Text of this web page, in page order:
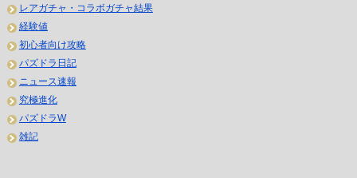
レアガチャ・コラボガチャ結果
経験値
初心者向け攻略
パズドラ日記
ニュース速報
究極進化
パズドラW
雑記